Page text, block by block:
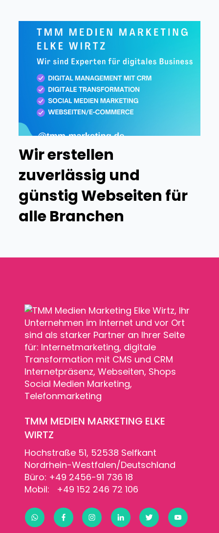
Wir erstellen
zuverlässig und
günstig Webseiten für
alle Branchen
TMM MEDIEN MARKETING ELKE
WIRTZ
Hochstraße 51, 52538 Selfkant
Nordrhein-Westfalen/Deutschland
Büro: +49 2456-91 736 18
Mobil: +49 152 246 72 106